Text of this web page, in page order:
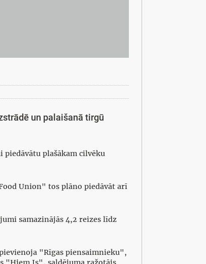
un palaišanā tirgū
plašākam cilvēku
Union" tos plāno piedāvāt arī
samazinājās 4,2 reizes līdz
"Rīgas piensaimnieku",